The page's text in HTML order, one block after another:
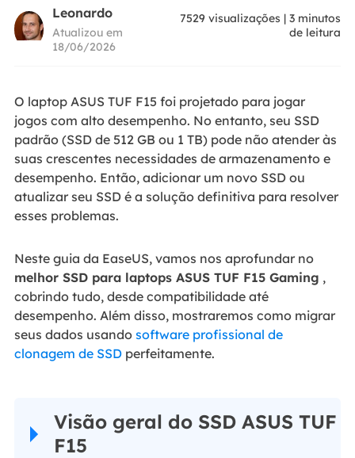
Leonardo
Atualizou em
18/06/2026
7529 visualizações |3 minutos
de leitura
O laptop ASUS TUF F15 foi projetado para jogar
jogos com alto desempenho. No entanto, seu SSD
padrão (SSD de 512 GB ou 1 TB) pode não atender às
suas crescentes necessidades de armazenamento e
desempenho. Então, adicionar um novo SSD ou
atualizar seu SSD é a solução definitiva para resolver
esses problemas.
Neste guia da EaseUS, vamos nos aprofundar no
melhor SSD para laptops ASUS TUF F15 Gaming ,
cobrindo tudo, desde compatibilidade até
desempenho. Além disso, mostraremos como migrar
seus dados usando software profissional de
clonagem de SSDperfeitamente.
Visão geral do SSD ASUS TUF
F15